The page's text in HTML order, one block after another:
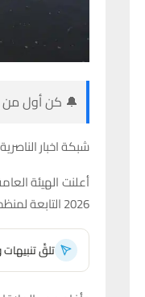
🔔 كن أول من
شبكة اخبار
أعلنت الهيئة
2026 التابعة لمنظمة الأمم المتحدة للسياحة، من بينها قرية أبو سوباط في محافظة ذي قار.
تلقَّ